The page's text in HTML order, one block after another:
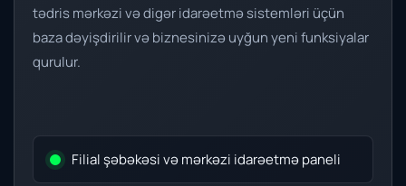
tədris mərkəzi və digər idarəetmə sistemləri üçün
baza dəyişdirilir və biznesinizə uyğun yeni funksiyalar
qurulur.
Filial şəbəkəsi və mərkəzi idarəetmə paneli